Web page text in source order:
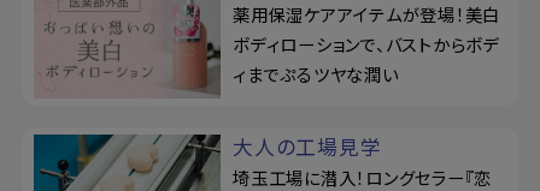
薬用保湿ケアアイテムが登場！美白
ボディローションで、バストからボデ
ィまでぷるツヤな潤い
大人の工場見学
埼玉工場に潜入！ロングセラー『恋